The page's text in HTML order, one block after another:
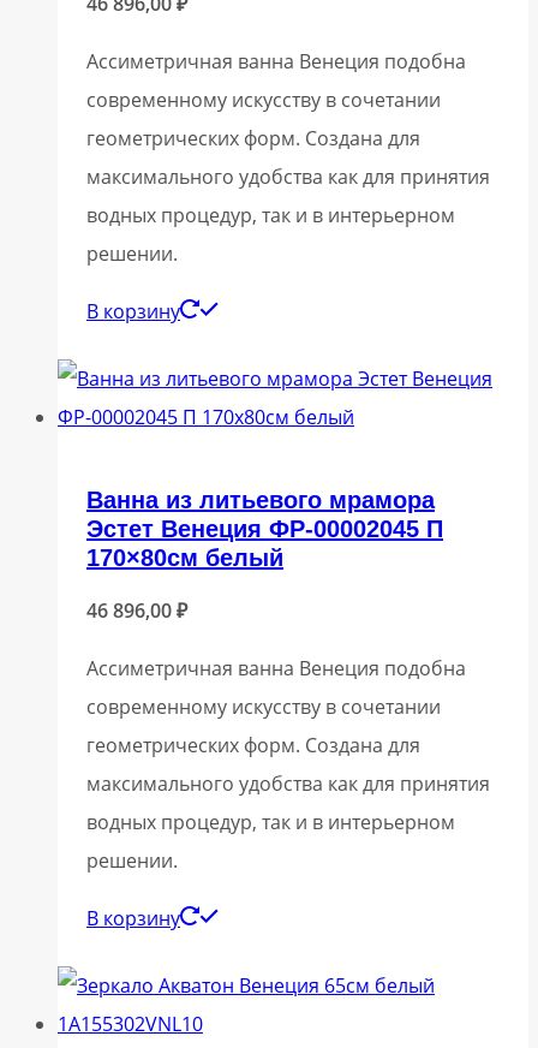
Ассиметричная ванна Венеция подобна
современному искусству в сочетании
геометрических форм. Создана для
максимального удобства как для принятия
водных процедур, так и в интерьерном
решении.
В корзину
Ванна из литьевого мрамора
Эстет Венеция ФР-00002045 П
170×80см белый
46 896,00₽
Ассиметричная ванна Венеция подобна
современному искусству в сочетании
геометрических форм. Создана для
максимального удобства как для принятия
водных процедур, так и в интерьерном
решении.
В корзину